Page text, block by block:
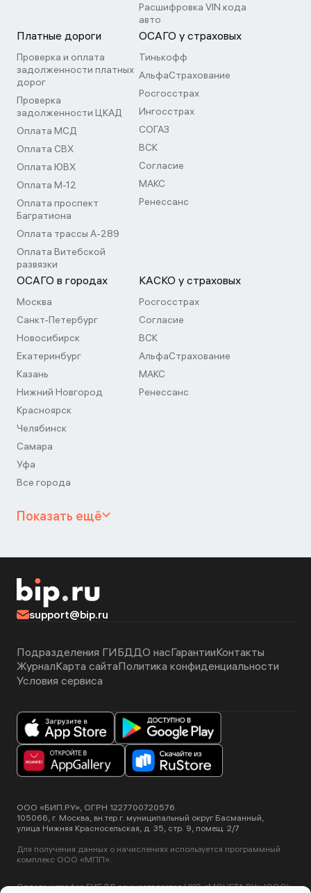
Расшифровка VIN кода
авто
Платные дороги
Проверка и оплата
задолженности платных
дорог
Проверка
задолженности ЦКАД
Оплата МСД
Оплата СВХ
Оплата ЮВХ
Оплата М-12
Оплата проспект
Багратиона
Оплата трассы А-289
Оплата Витебской
развязки
ОСАГО у страховых
Тинькофф
АльфаСтрахование
Росгосстрах
Ингосстрах
СОГАЗ
ВСК
Согласие
МАКС
Ренессанс
ОСАГО в городах
Москва
Санкт-Петербург
Новосибирск
Екатеринбург
Казань
Нижний Новгород
Красноярск
Челябинск
Самара
Уфа
Все города
КАСКО у страховых
Росгосстрах
Согласие
ВСК
АльфаСтрахование
МАКС
Ренессанс
Показать ещё
support@bip.ru
Подразделения ГИБДДО насГарантииКонтакты
ЖурналКарта сайтаПолитика конфиденциальности
Условия сервиса
ООО «БИП.РУ», ОГРН 1227700720576.
105066, г. Москва, вн.тер.г. муниципальный округ Басманный,
улица Нижняя Красносельская, д. 35, стр. 9, помещ. 2/7
Для получения данных о начислениях используется программный
комплекс ООО «МПП».
Оплата штрафов ГИБДД осуществляется НКО «МОНЕТА.РУ» (ООО).